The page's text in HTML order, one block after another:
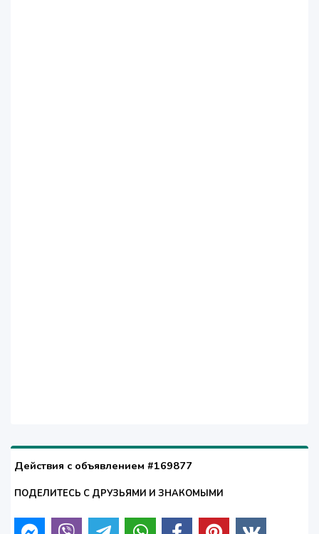
Действия с объявлением #169877
ПОДЕЛИТЕСЬ С ДРУЗЬЯМИ И ЗНАКОМЫМИ